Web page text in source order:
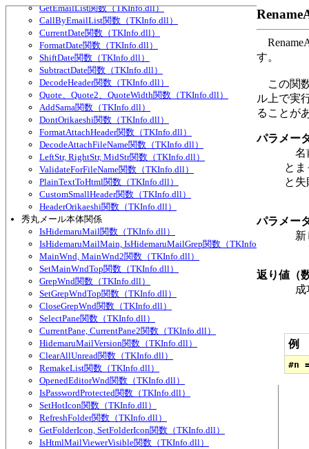
GetEmailList関数（TKInfo.dll）
CallByEmailList関数（TKInfo.dll）
CurrentDate関数（TKInfo.dll）
FormatDate関数（TKInfo.dll）
ShiftDate関数（TKInfo.dll）
SubtractDate関数（TKInfo.dll）
DecodeHeader関数（TKInfo.dll）
Quote、Quote2、QuoteWidth関数（TKInfo.dll）
AddSama関数（TKInfo.dll）
DontOrikaeshi関数（TKInfo.dll）
FormatAttachHeader関数（TKInfo.dll）
DecodeAttachFileName関数（TKInfo.dll）
LeftStr, RightStr, MidStr関数（TKInfo.dll）
ValidateForFileName関数（TKInfo.dll）
PlainTextToHtml関数（TKInfo.dll）
CustomSmallHeader関数（TKInfo.dll）
HeaderOrikaeshi関数（TKInfo.dll）
秀丸メール本体関係
IsHidemaruMail関数（TKInfo.dll）
IsHidemaruMailMain, IsHidemaruMailGrep関数（TKInfo.dll）
MainWnd, MainWnd2関数（TKInfo.dll）
SetMainWndTop関数（TKInfo.dll）
GrepWnd関数（TKInfo.dll）
SetGrepWndTop関数（TKInfo.dll）
CloseGrepWnd関数（TKInfo.dll）
SelectPane関数（TKInfo.dll）
CurrentPane, CurrentPane2関数（TKInfo.dll）
HidemaruMailVersion関数（TKInfo.dll）
ClearAllUnread関数（TKInfo.dll）
RemakeList関数（TKInfo.dll）
OpenedEditorWnd関数（TKInfo.dll）
IsPasswordProtected関数（TKInfo.dll）
SetHotIcon関数（TKInfo.dll）
RefreshFolder関数（TKInfo.dll）
GetFolderIcon, SetFolderIcon関数（TKInfo.dll）
IsHtmlMailViewerVisible関数（TKInfo.dll）
す。
この関
ル上で実
ることが
パラメー
名
と
と
パラメー
新
返り値（
成
例